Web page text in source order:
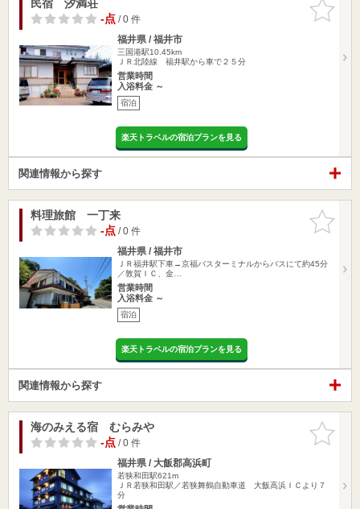
お気に入
りに追加
民宿 汐満荘
-点/ 0 件
福井県 / 福井市
三国港駅10.45km
ＪＲ北陸線 福井駅から車で２５分
営業時間
入浴料金 ～
宿泊
楽天トラベルの宿泊プランを見る
関連情報から探す
お気に入
りに追加
料理旅館 一丁来
-点/ 0 件
福井県 / 福井市
ＪＲ福井駅下車→京福バスターミナルからバスにて約45分
／敦賀ＩＣ、金…
営業時間
入浴料金 ～
宿泊
楽天トラベルの宿泊プランを見る
関連情報から探す
お気に入
りに追加
海のみえる宿 むらみや
-点/ 0 件
福井県 / 大飯郡高浜町
若狭和田駅621m
ＪＲ若狭和田駅／若狭舞鶴自動車道 大飯高浜ＩＣより７
分